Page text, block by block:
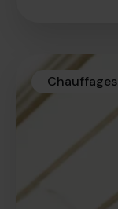
Chauffages